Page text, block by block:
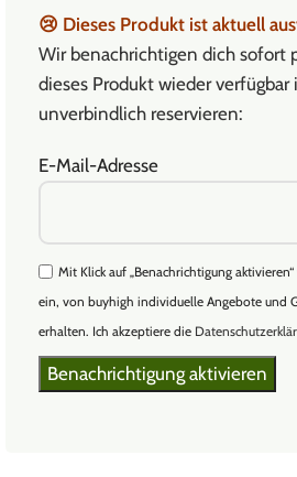
😢 Dieses Produkt ist aktuell
Wir benachrichtigen dich sofort
dieses Produkt wieder verfügbar
unverbindlich reservieren:
E-Mail-Adresse
Mit Klick auf „Benachrichtigung
ein, von buyhigh individuelle Angebote und
erhalten. Ich akzeptiere die